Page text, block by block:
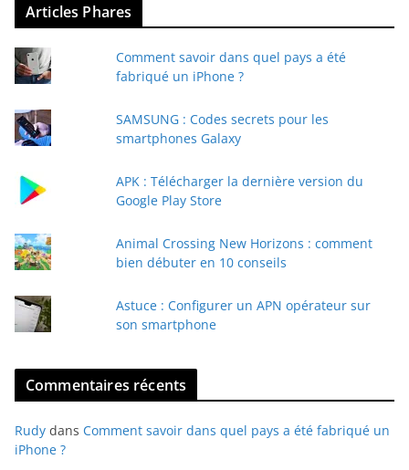
r
e
e
a
Articles Phares
Comment savoir dans quel pays a été
fabriqué un iPhone ?
SAMSUNG : Codes secrets pour les
smartphones Galaxy
APK : Télécharger la dernière version du
Google Play Store
Animal Crossing New Horizons : comment
bien débuter en 10 conseils
Astuce : Configurer un APN opérateur sur
son smartphone
Commentaires récents
Rudy dans Comment savoir dans quel pays a été fabriqué un
iPhone ?